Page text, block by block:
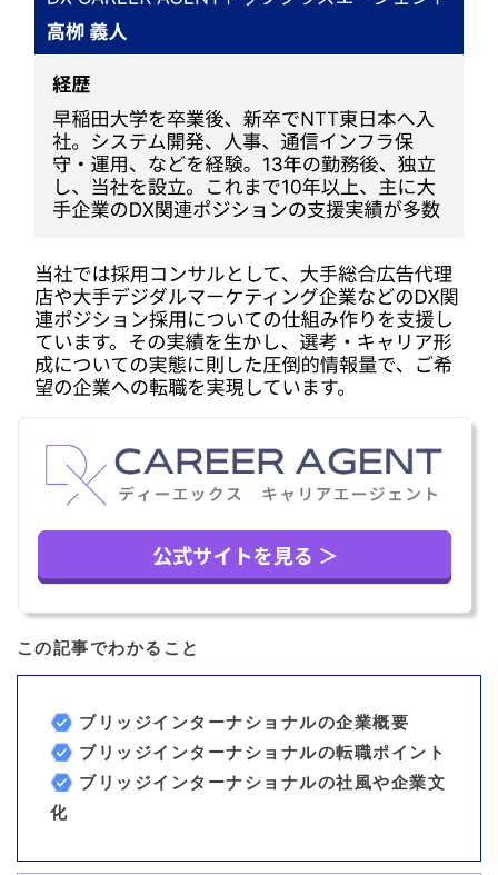
この記事でわかること
ブリッジインターナショナルの企業概要
ブリッジインターナショナルの転職ポイント
ブリッジインターナショナルの社風や企業文
化